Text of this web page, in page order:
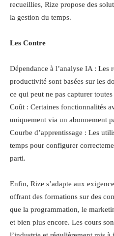
recueillies, Rize propose des
la gestion du temps.
Les Contre
Dépendance à l’analyse IA : Les
productivité sont basées sur les
ce qui peut ne pas capturer
Coût : Certaines fonctionnalités
uniquement via un abonnement
Courbe d’apprentissage : Les
temps pour configurer
parti.
Enfin, Rize s’adapte aux
offrant des formations sur des
que la programmation, le
et bien plus encore. Les cours